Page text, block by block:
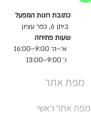
כתובת חנות המפעל
ביתן 6, כפר עציון
שעות פתיחה
א׳–ה׳ 9:00–16:00
ו׳ 9:00–13:00
מפת אתר
מפת אתר ראשי